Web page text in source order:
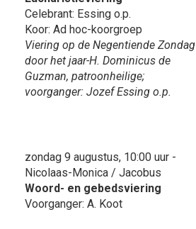
Celebrant: Essing o.p.
Koor: Ad hoc-koorgroep
Viering op de Negentiende Zondag
door het jaar-H. Dominicus de
Guzman, patroonheilige;
voorganger: Jozef Essing o.p.
zondag 9 augustus, 10:00 uur -
Nicolaas-Monica / Jacobus
Woord- en gebedsviering
Voorganger: A. Koot